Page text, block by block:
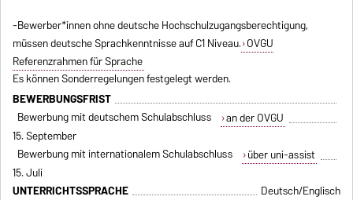
-Bewerber*innen ohne deutsche Hochschulzugangsberechtigung,
müssen deutsche Sprachkenntnisse auf C1 Niveau. OVGU
Referenzrahmen für Sprache
Es können Sonderregelungen festgelegt werden.
BEWERBUNGSFRIST
Bewerbung mit deutschem Schulabschluss
an der OVGU
15. September
Bewerbung mit internationalem Schulabschluss
über uni-assist
15. Juli
UNTERRICHTSSPRACHE
Deutsch/Englisch